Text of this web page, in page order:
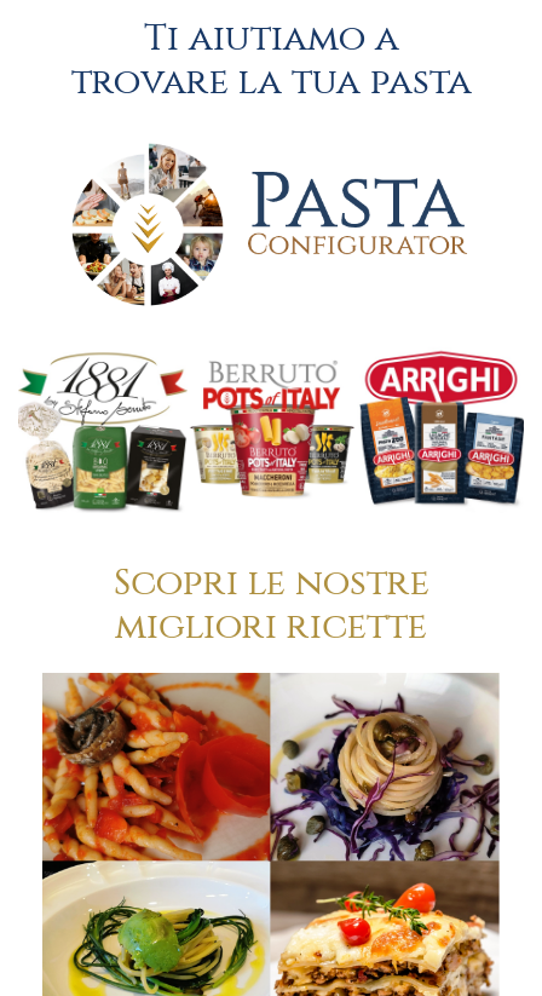
Ti aiutiamo a
trovare la tua pasta
Scopri le nostre
migliori ricette